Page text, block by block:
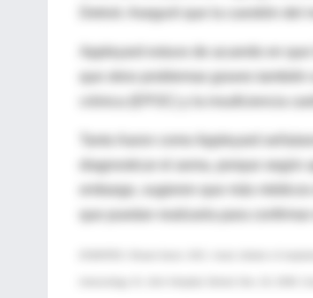
Detroit. Aseguró que la cuestión
Appleyard estuvo de acuerdo en
que otros problemas graves
crónica (EPOC) y la insuficiencia
Tanto Aaron como Appleyard
diagnosticar el asma, porque
embargo, sugieren que más
que puedan realizarla para